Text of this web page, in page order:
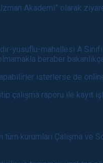
Akademi” olarak
yusuflu-mahallesi A
beraber
isterlerse de
çalışma raporu ile kayıt
kurumları Çalışma ve